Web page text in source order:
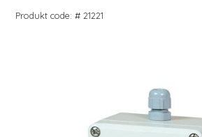
Produkt code: # 21221